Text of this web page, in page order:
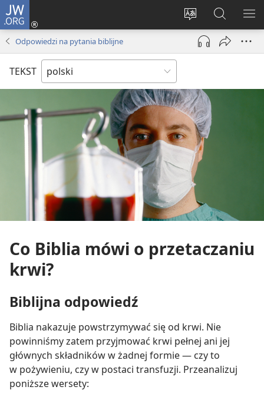
JW.ORG
Wybór
języka
Logowanie
(opens
window)
Szukaj
na
JW.ORG
Odpowiedzi na pytania biblijne
TEKST
Co Biblia mówi o przetaczaniu
krwi?
Biblijna odpowiedź
Biblia nakazuje powstrzymywać się od krwi. Nie
powinniśmy zatem przyjmować krwi pełnej ani jej
głównych składników w żadnej formie — czy to
w pożywieniu, czy w postaci transfuzji. Przeanalizuj
poniższe wersety: